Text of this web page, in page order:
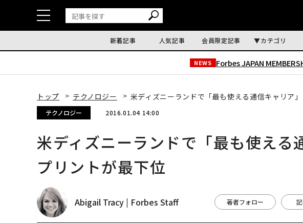
新着記事 人気記事 会員限定記事 カテゴリ
NEWS Forbes JAPAN
トップ テクノロジー 米ディズニーランドで「最も使える通信キャリア
テクノロジー 2016.01.04 14:00
米ディズニーランドで「最も使え
プリントが最下位
Abigail Tracy | Forbes Staff 著者フォロー